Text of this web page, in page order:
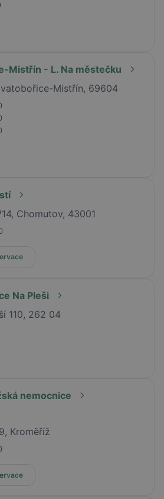
Mistřín - L. Na městečku
Mistřín, 69604
Chomutov, 43001
Na Pleši
110, 262 04
nemocnice
Kroměříž